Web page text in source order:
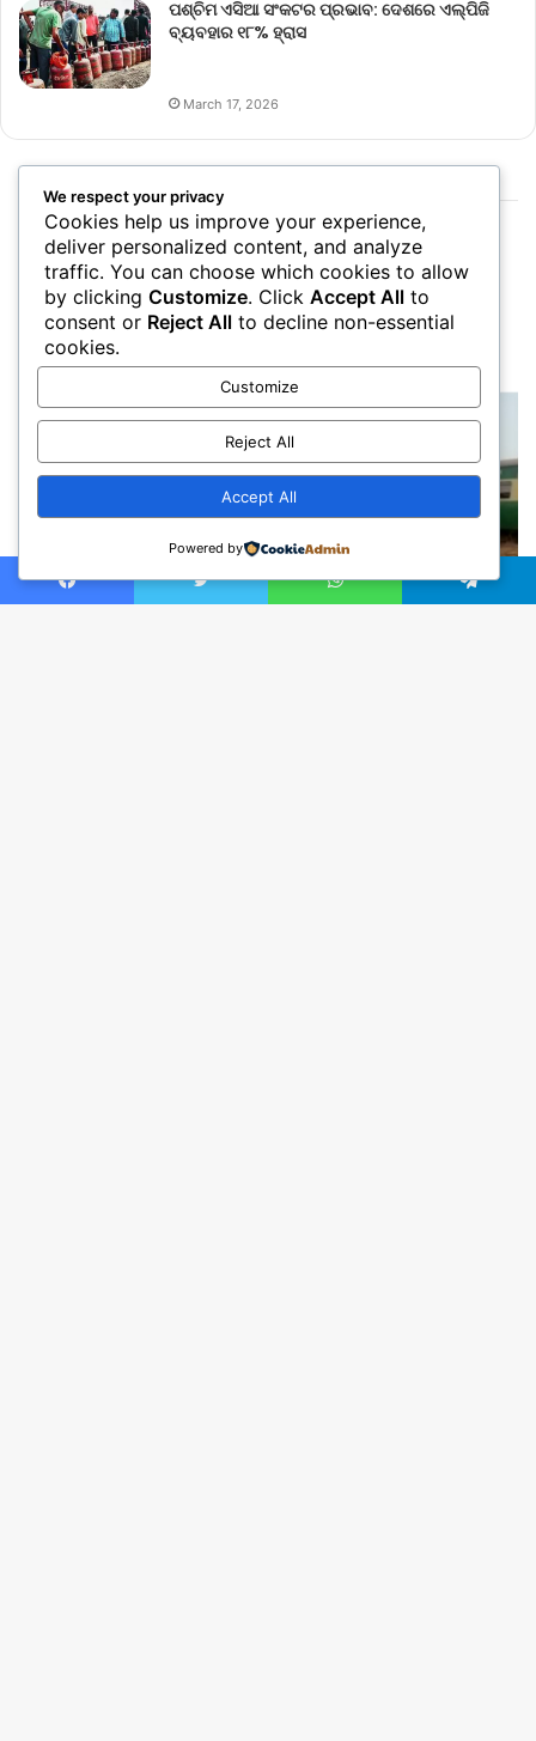
ପଶ୍ଚିମ ଏସିଆ ସଂକଟର ପ୍ରଭାବ: ଦେଶରେ ଏଲ୍‌ପିଜି
ବ୍ୟବହାର ୧୮% ହ୍ରାସ
March 17, 2026
Facebook Twitter WhatsApp Telegram
We respect your privacy
Cookies help us improve your experience,
deliver personalized content, and analyze
traffic. You can choose which cookies to allow
by clicking Customize. Click Accept All to
consent or Reject All to decline non-essential
cookies.
Customize
Reject All
Accept All
Powered by